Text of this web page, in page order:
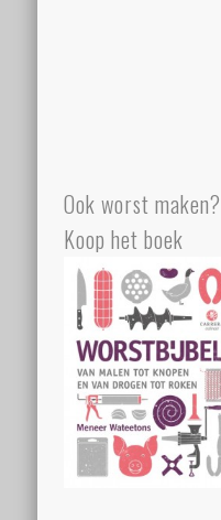
Ook worst maken?
Koop het boek